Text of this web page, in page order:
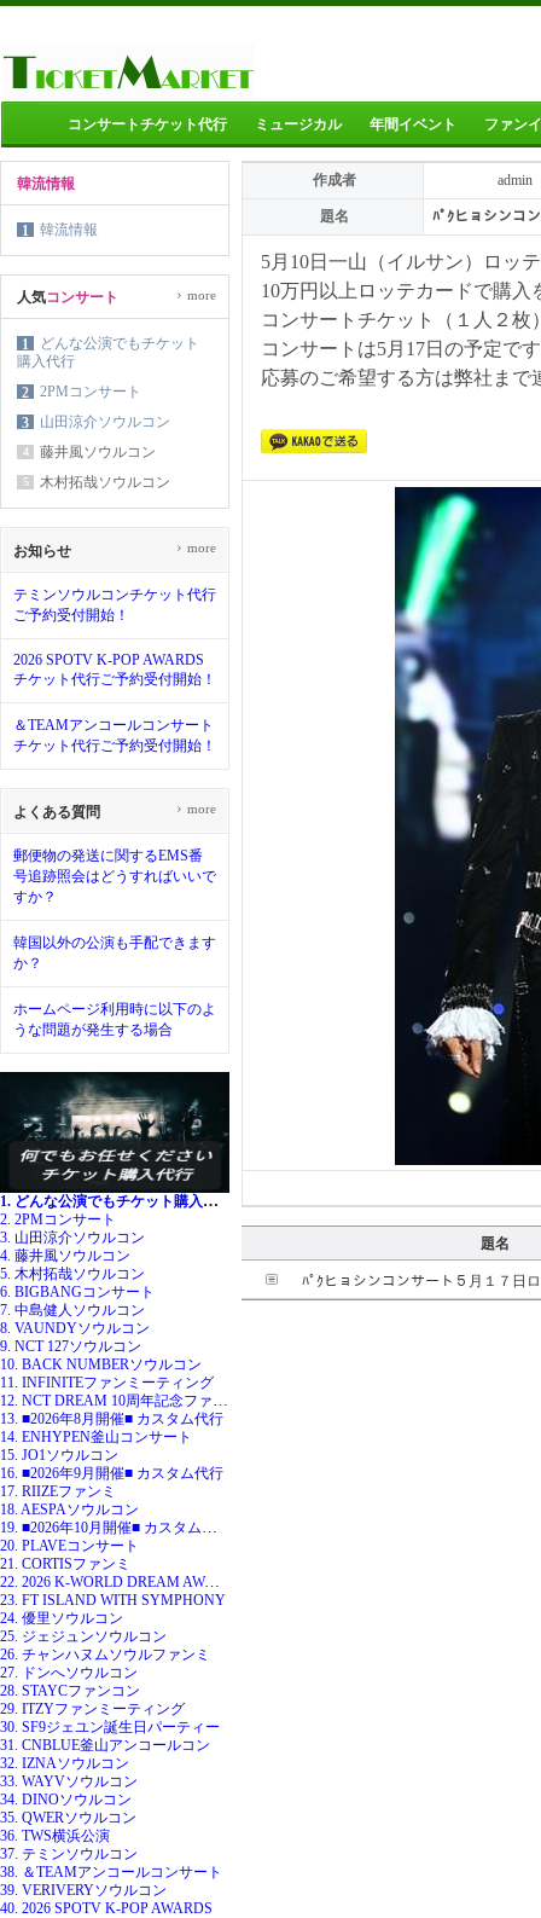
コンサートチケット代行 ミュージカル 年間イベント ファン
韓流情報
1 韓流情報
人気コンサート
1
どんな公演でもチケット
購入代行
2
2PMコンサート
3
山田涼介ソウルコン
4 藤井風ソウルコン
5 木村拓哉ソウルコン
› more
お知らせ
テミンソウルコンチケット代行
ご予約受付開始！
2026 SPOTV K-POP AWARDS
チケット代行ご予約受付開始！
＆TEAMアンコールコンサート
チケット代行ご予約受付開始！
› more
よくある質問
郵便物の発送に関するEMS番
号追跡照会はどうすればいいで
すか？
韓国以外の公演も手配できます
か？
ホームページ利用時に以下のよ
うな問題が発生する場合
› more
1. どんな公演でもチケット購入代行
2. 2PMコンサート
3. 山田涼介ソウルコン
4. 藤井風ソウルコン
5. 木村拓哉ソウルコン
6. BIGBANGコンサート
7. 中島健人ソウルコン
8. VAUNDYソウルコン
9. NCT 127ソウルコン
10. BACK NUMBERソウルコン
11. INFINITEファンミーティング
12. NCT DREAM 10周年記念ファンミ
13. ■2026年8月開催■ カスタム代行
14. ENHYPEN釜山コンサート
15. JO1ソウルコン
16. ■2026年9月開催■ カスタム代行
17. RIIZEファンミ
18. AESPAソウルコン
19. ■2026年10月開催■ カスタム代行
20. PLAVEコンサート
21. CORTISファンミ
22. 2026 K-WORLD DREAM AWARDS
23. FT ISLAND WITH SYMPHONY
24. 優里ソウルコン
25. ジェジュンソウルコン
26. チャンハヌムソウルファンミ
27. ドンへソウルコン
28. STAYCファンコン
29. ITZYファンミーティング
30. SF9ジェユン誕生日パーティー
31. CNBLUE釜山アンコールコン
32. IZNAソウルコン
33. WAYVソウルコン
34. DINOソウルコン
35. QWERソウルコン
36. TWS横浜公演
37. テミンソウルコン
38. ＆TEAMアンコールコンサート
39. VERIVERYソウルコン
40. 2026 SPOTV K-POP AWARDS
作成者 admin
題名 ﾊﾟｸヒョシンコ
5月10日 一山（イルサン）
ロッテ
10万円 以上 ロッテカードで購入
コンサート チケット（１人２枚
コンサート は5月17日の予定です
応募のご希望する方は弊社まで
題名
ﾊﾟｸヒョシンコンサート５月１７日